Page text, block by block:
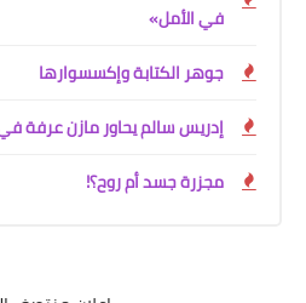
في الأمل»
جوهر الكتابة وإكسسوارها
إدريس سالم يحاور مازن عرفة
مجزرة جسد أم روح؟!